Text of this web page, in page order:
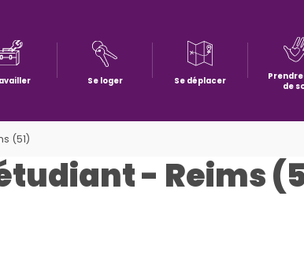
Se loger Se déplacer
de
(51)
- Reims